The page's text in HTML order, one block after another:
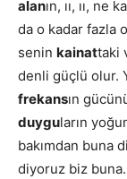
alanın, ıı, ıı,
da o kadar fazla
senin kainattaki
denli güçlü olur.
frekansın
duyguların
bakımdan buna
diyoruz biz